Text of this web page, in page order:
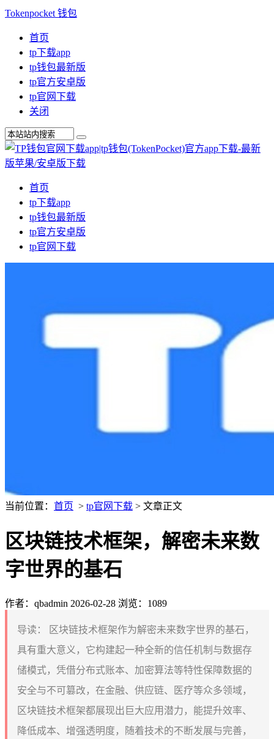
Tokenpocket 钱包
首页
tp下载app
tp钱包最新版
tp官方安卓版
tp官网下载
关闭
首页
tp下载app
tp钱包最新版
tp官方安卓版
tp官网下载
当前位置： 首页 > tp官网下载 > 文章正文
区块链技术框架，解密未来数
字世界的基石
作者：qbadmin 2026-02-28 浏览：1089
导读：
区块链技术框架作为解密未来数字世界的基石，
具有重大意义，它构建起一种全新的信任机制与数据存
储模式，凭借分布式账本、加密算法等特性保障数据的
安全与不可篡改，在金融、供应链、医疗等众多领域，
区块链技术框架都展现出巨大应用潜力，能提升效率、
降低成本、增强透明度，随着技术的不断发展与完善，